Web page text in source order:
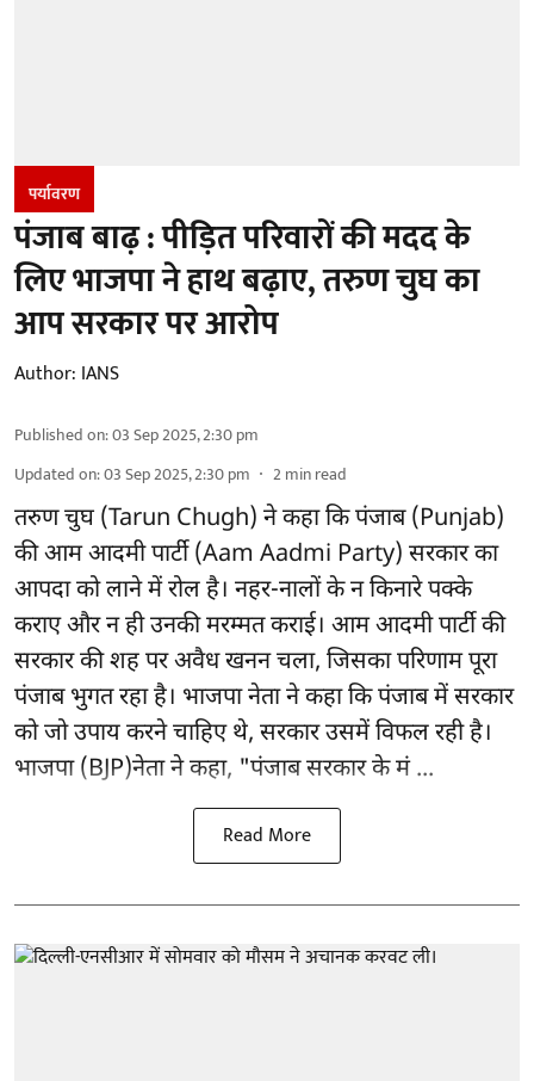
पर्यावरण
पंजाब बाढ़ : पीड़ित परिवारों की मदद के
लिए भाजपा ने हाथ बढ़ाए, तरुण चुघ का
आप सरकार पर आरोप
Author: IANS
Published on:03 Sep 2025, 2:30 pm
Updated on:03 Sep 2025, 2:30 pm 2min read
तरुण चुघ (Tarun Chugh) ने कहा कि पंजाब (Punjab)
की आम आदमी पार्टी (Aam Aadmi Party) सरकार का
आपदा को लाने में रोल है। नहर-नालों के न किनारे पक्के
कराए और न ही उनकी मरम्मत कराई। आम आदमी पार्टी की
सरकार की शह पर अवैध खनन चला, जिसका परिणाम पूरा
पंजाब भुगत रहा है। भाजपा नेता ने कहा कि पंजाब में सरकार
को जो उपाय करने चाहिए थे, सरकार उसमें विफल रही है।
भाजपा (BJP)नेता ने कहा, "पंजाब सरकार के मं ...
Read More